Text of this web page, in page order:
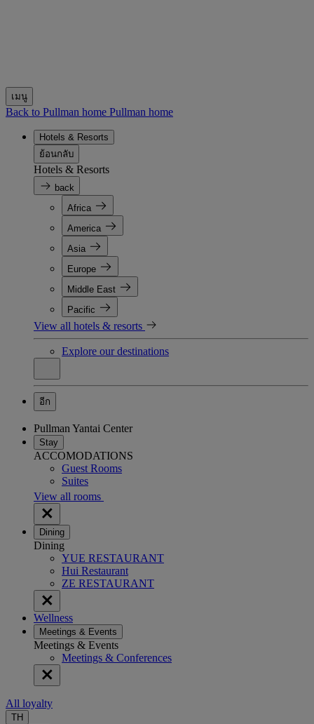
เมนู
Back to Pullman home Pullman home
Hotels & Resorts
ย้อนกลับ
Hotels & Resorts
back
Africa
America
Asia
Europe
Middle East
Pacific
View all hotels & resorts
Explore our destinations
อีก
Pullman Yantai Center
Stay
ACCOMODATIONS
Guest Rooms
Suites
View all rooms
Dining
Dining
YUE RESTAURANT
Hui Restaurant
ZE RESTAURANT
Wellness
Meetings & Events
Meetings & Events
Meetings & Conferences
All loyalty
TH